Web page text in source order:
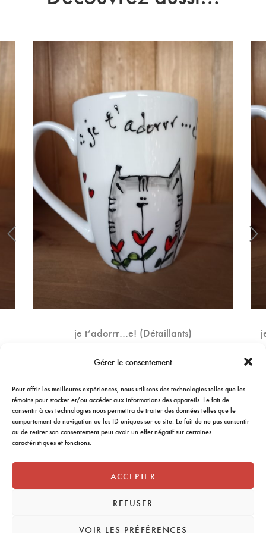
Gérer le consentement
Pour offrir les meilleures expériences, nous utilisons des technologies telles que les
témoins pour stocker et/ou accéder aux informations des appareils. Le fait de
consentir à ces technologies nous permettra de traiter des données telles que le
comportement de navigation ou les ID uniques sur ce site. Le fait de ne pas consentir
ou de retirer son consentement peut avoir un effet négatif sur certaines
caractéristiques et fonctions.
ACCEPTER
REFUSER
VOIR LES PRÉFÉRENCES
je t’adorrr…e! (Détaillants)